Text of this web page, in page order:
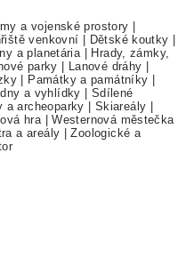
a vojenské prostory
venkovní Dětské koutky
a planetária|
Hrady, zámky,
parky Lanové dráhy
Památky a památníky
a vyhlídky
Sdílené
a archeoparky Skiareály
hra|Westernová městečka
a areály |Zoologické a